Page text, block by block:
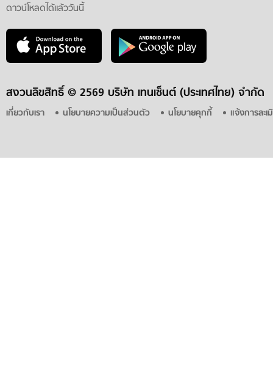
ดาวน์โหลดได้แล้ววันนี้
สงวนลิขสิทธิ์ © 2569 บริษัท เทนเซ็นต์ (ประเทศไทย) จำกัด
เกี่ยวกับเรา นโยบายความเป็นส่วนตัว นโยบายคุกกี้ แจ้งการละ